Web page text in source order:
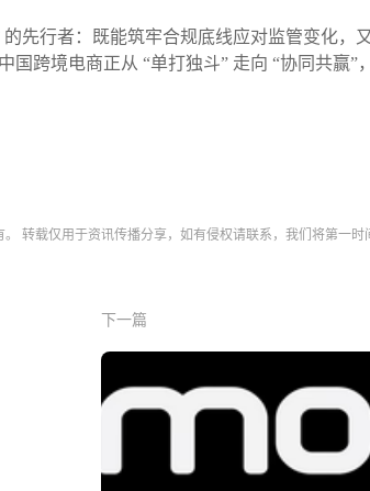
先行者：既能筑牢合规底线应对监管变化，又
跨境电商正从 “单打独斗” 走向 “协同共赢”，
转载仅用于资讯传播分享，如有侵权请联系，我们将第一时
下一篇